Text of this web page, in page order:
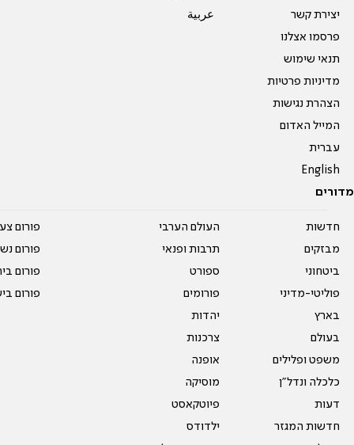
יצירת קשר
פרסמו אצלנו
תנאי שימוש
מדיניות פרטיות
הצהרת נגישות
המייל האדום
עברית
English
عربية
מדורים
חדשות
מבזקים
ביטחוני
פוליטי-מדיני
בארץ
בעולם
משפט ופלילים
כלכלה ונדל"ן
דעות
חדשות המגזר
העולם הערבי
תרבות ופנאי
ספורט
פורומים
יהדות
צרכנות
אופנה
מוסיקה
פיוטקאסט
ילדודס
פורום
פורום
פורום
פורום